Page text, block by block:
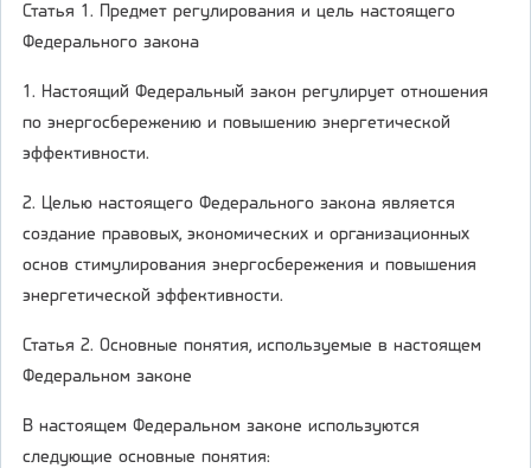
Статья 1. Предмет регулирования и цель настоящего
Федерального закона
1. Настоящий Федеральный закон регулирует отношения
по энергосбережению и повышению энергетической
эффективности.
2. Целью настоящего Федерального закона является
создание правовых, экономических и организационных
основ стимулирования энергосбережения и повышения
энергетической эффективности.
Статья 2. Основные понятия, используемые в настоящем
Федеральном законе
В настоящем Федеральном законе используются
следующие основные понятия: